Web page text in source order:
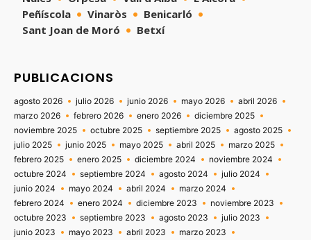
Peñíscola
Vinaròs
Benicarló
Sant Joan de Moró
Betxí
PUBLICACIONS
agosto 2026 julio 2026 junio 2026 mayo 2026
abril 2026
marzo 2026
febrero 2026 enero 2026
diciembre 2025
noviembre 2025
octubre 2025 septiembre 2025
agosto 2025
julio 2025
junio 2025 mayo 2025 abril 2025
marzo 2025
febrero 2025
enero 2025 diciembre 2024
noviembre 2024
octubre 2024
septiembre 2024 agosto 2024
julio 2024
junio 2024
mayo 2024 abril 2024
marzo 2024
febrero 2024
enero 2024 diciembre 2023
noviembre 2023
octubre 2023
septiembre 2023 agosto 2023
julio 2023
junio 2023
mayo 2023 abril 2023
marzo 2023